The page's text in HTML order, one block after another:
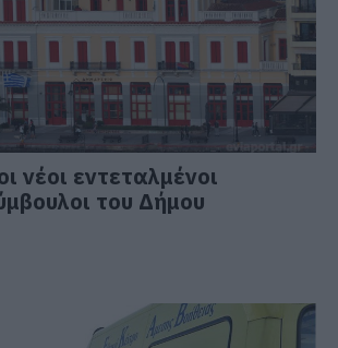
νέοι εντεταλμένοι
του Δήμου